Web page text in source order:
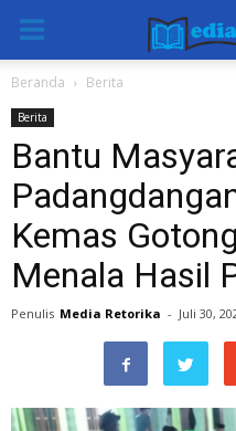
Beranda Berita
Berita
Bantu
Kemas
Menala Hasil
Penulis Media Retorika - Juli 30,